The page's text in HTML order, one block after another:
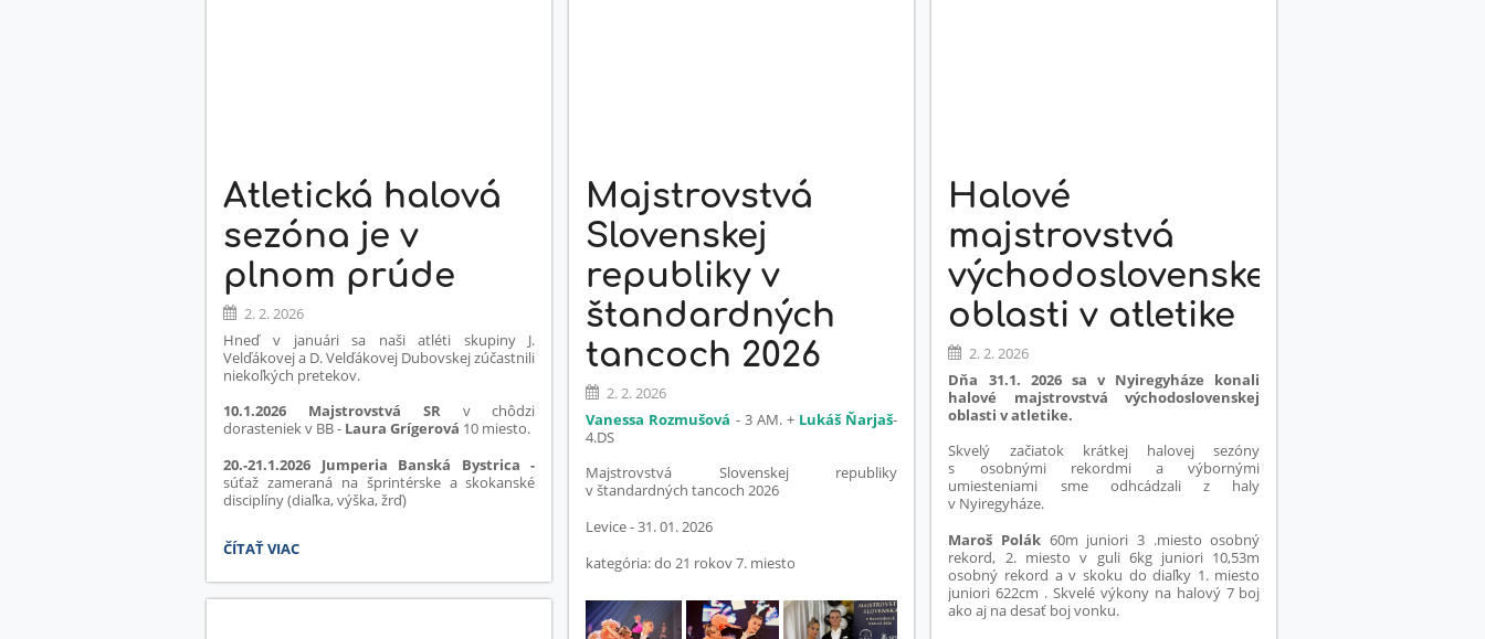
Atletická halová
sezóna je v
plnom prúde
2. 2. 2026
Hneď v januári sa naši atléti skupiny J.
Velďákovej a D. Velďákovej Dubovskej zúčastnili
niekoľkých pretekov.
10.1.2026 Majstrovstvá SR
v chôdzi
dorasteniek v BB - Laura Grígerová 10 miesto.
20.-21.1.2026
Jumperia Banská Bystrica -
súťaž zameraná na šprintérske a skokanské
disciplíny (diaľka, výška, žrď)
ATLETICKÁ
SEZÓNA
ČÍTAŤ VIAC
Majstrovstvá
Slovenskej
republiky v
štandardných
tancoch 2026
2. 2. 2026
Vanessa Rozmušová - 3 AM. + Lukáš Ňarjaš-
4.DS
Majstrovstvá Slovenskej republiky
v štandardných tancoch 2026
Levice - 31. 01. 2026
kategória: do 21 rokov 7. miesto
Halové
majstrovstvá
východoslovenskej
oblasti v atletike
2. 2. 2026
Dňa 31.1. 2026 sa v Nyiregyháze konali
halové majstrovstvá východoslovenskej
oblasti v atletike.
Skvelý začiatok krátkej halovej sezóny
s osobnými rekordmi a výbornými
umiesteniami sme odhcádzali z haly
v Nyiregyháze.
Maroš Polák 60m juniori 3 .miesto osobný
rekord, 2. miesto v guli 6kg juniori 10,53m
osobný rekord a v skoku do diaľky 1. miesto
juniori 622cm . Skvelé výkony na halový 7 boj
ako aj na desať boj vonku.